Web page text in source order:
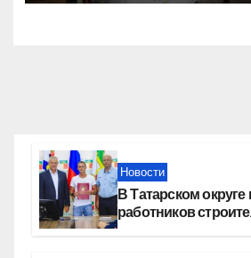
Новости
В Татарском
работников